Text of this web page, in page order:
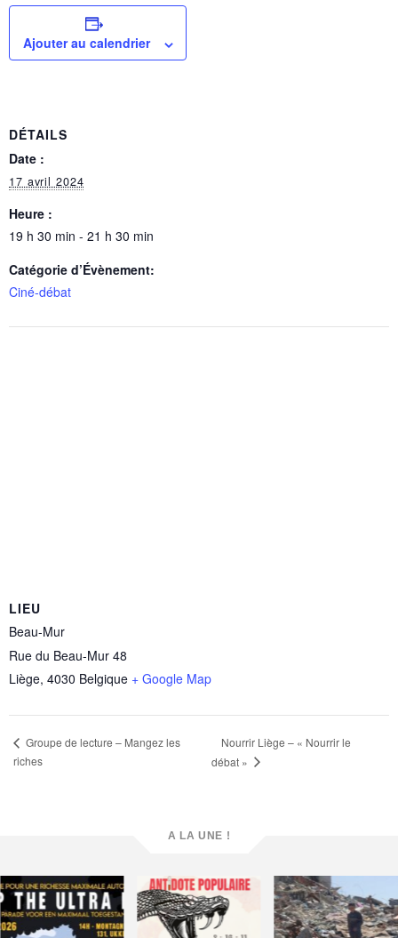
Ajouter au calendrier
DÉTAILS
Date :
17 avril 2024
Heure :
19 h 30 min - 21 h 30 min
Catégorie d’Évènement:
Ciné-débat
LIEU
Beau-Mur
Rue du Beau-Mur 48
Liège, 4030 Belgique + Google Map
Groupe de lecture – Mangez les
riches
Nourrir Liège – « Nourrir le
débat »
A LA UNE !